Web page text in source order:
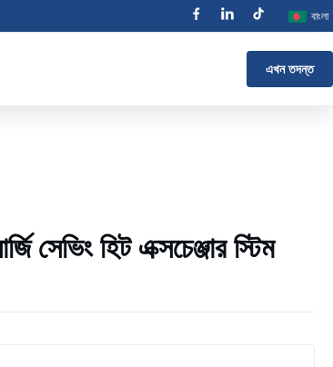
বাংলা
এখন তদন্ত
সেভিং হিট এক্সচেঞ্জার স্টিম